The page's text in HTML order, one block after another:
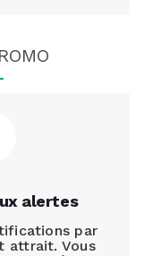
alertes
par
attrait. Vous